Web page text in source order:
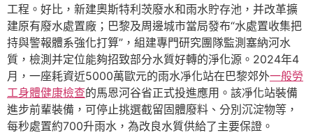
工程。好比，新建奧斯特利茨廢水和雨水貯存池，并改革擴
建原有廢水處置廠；巴黎及周邊城市當局發布“水處置收集把
持與警報體系強化打算”，組建專門研究團隊監測塞納河水
質，檢測并定位能夠招致部分水質好轉的淨化源。2024年4
月，一座耗資近5000萬歐元的雨水凈化站在巴黎郊外一般勞
工身體健康檢查的馬恩河谷省正式投進應用。該凈化站裝備
進步前輩裝備，可停止挑選截留固體廢料、分別沉淀物等，
每秒處置約700升雨水，為改良水質供給了主要保證。